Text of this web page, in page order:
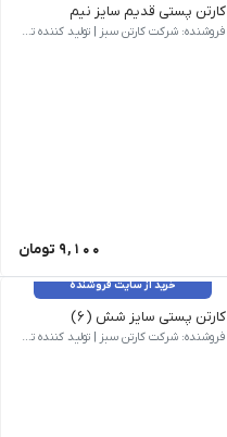
کارتن پستی قدیم سایز نیم
وزن 40 گرم | ابعاد بیرونی 150 × 100 × 80 میلی‌متر | نام کالا کارتن پستی قدیم سایز نیم دایکاتی (به دلیل تشابه ابعاد برای خرید این محصول میتوانید از کارتن پستی جدید سایز یک استفاده کنید) | شناسه محصول CS-B01-04 | مدل فنی B01 | روش ساخت دایکاتی | نوع فلوت B | سایز نیم | تعداد لایه سه لایه | کیفیت درجه یک
فروشنده: شرکت کارتن سبز | تولید کننده تخصصی کارتن و جعبه
9,100 تومان
خرید از سایت فروشنده
کارتن پستی سایز شش (۶)
وزن 572 گرم | ابعاد بیرونی 450 × 250 × 200 میلی‌متر | مهم با توجه به تغییرات اداره پست ابعاد "کارتن پستی سایز شش" اصلاح شد. | نام کالا کارتن پستی سایز شش (6) | مدل فنی B01 | روش ساخت بسته بندی | تعداد لایه سه لایه, پنج لایه | نوع فلوت BC | رنگ رویه قهوه ای
فروشنده: شرکت کارتن سبز | تولید کننده تخصصی کارتن و جعبه